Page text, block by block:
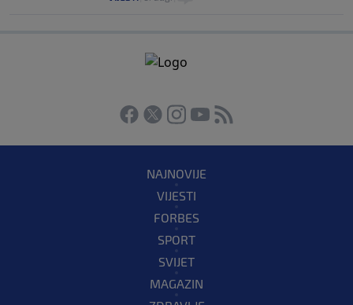
NAJNOVIJE
VIJESTI
FORBES
SPORT
SVIJET
MAGAZIN